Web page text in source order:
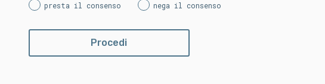
presta il consenso nega il consenso